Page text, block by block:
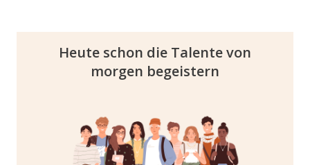
Heute schon die Talente von
morgen begeistern
In der Karriere Welt ist dein Unternehmen
Recruiting Möglichkeiten mitten in der
jungen Zielgruppe. Deine Employer Brand
wird so nachhaltig im Bewusstsein von